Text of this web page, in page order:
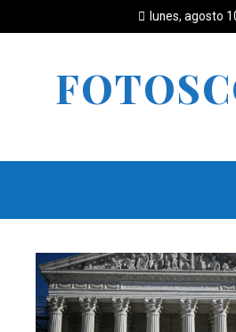
lunes, agosto